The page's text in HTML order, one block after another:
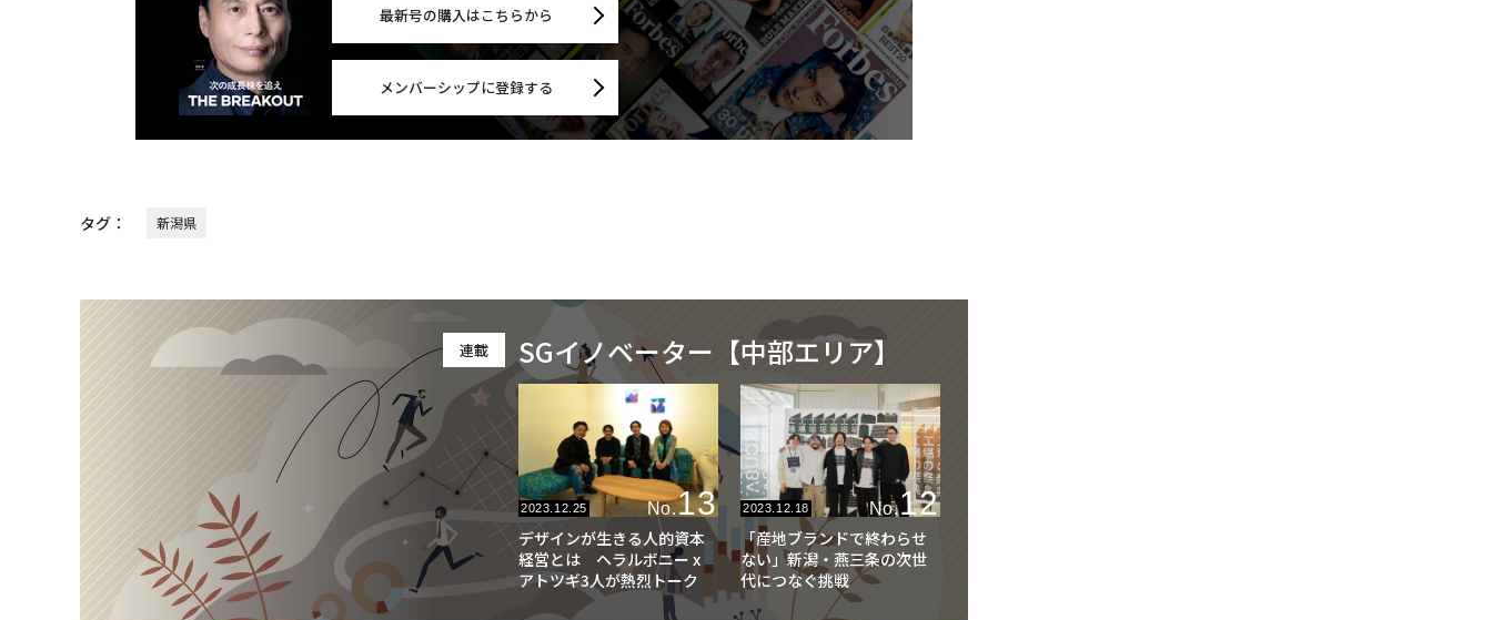
最新号の購入はこちらから
メンバーシップに登録する
タグ： 新潟県
連載 SGイノベーター【中部エリア】
2023.12.25 No.13
デザインが生きる人的資本
経営とは ヘラルボニー x
アトツギ3人が熱烈トーク
2023.12.18 No.12
「産地ブランドで終わらせ
ない」新潟・燕三条の次世
代につなぐ挑戦